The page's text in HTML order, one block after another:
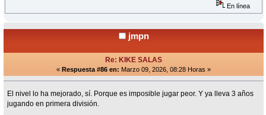
En línea
jmpn
Re: KIKE SALAS
« Respuesta #86 en: Marzo 09, 2026, 08:28 Horas »
El nivel lo ha mejorado, sí. Porque es imposible jugar peor. Y ya lleva 3 años
jugando en primera división.